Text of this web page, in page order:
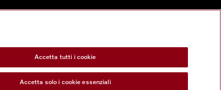
Accetta tutti i cookie
Accetta solo i cookie essenziali